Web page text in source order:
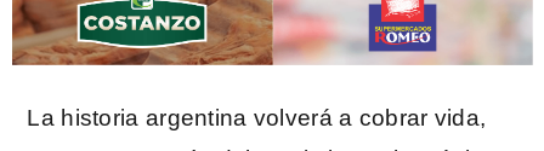
La historia argentina volverá a cobrar vida,